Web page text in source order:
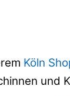
Köln
und